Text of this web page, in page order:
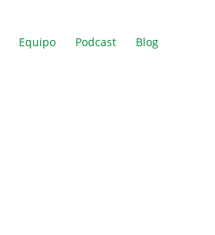
Equipo Podcast Blog